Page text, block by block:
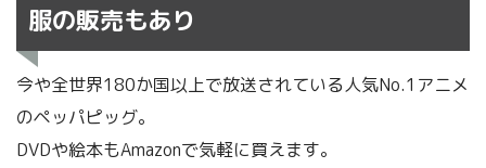
服の販売もあり
今や全世界180か国以上で放送されている人気No.1アニメ
のペッパピッグ。
DVDや絵本もAmazonで気軽に買えます。